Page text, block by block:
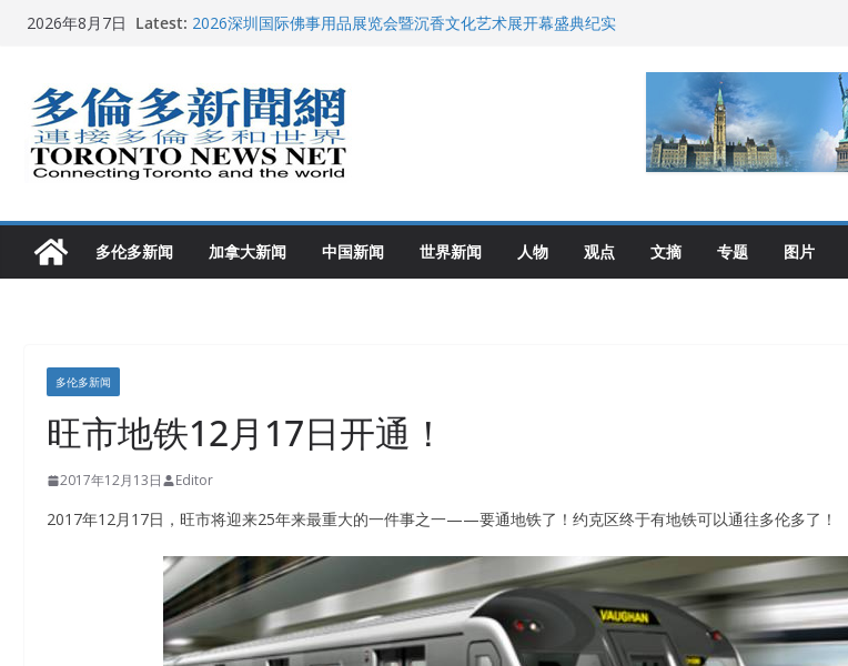
Skip2026年8月7日 Latest: 2026深圳国际佛事用品展览会暨沉香文化艺术展开幕盛典纪实
2026加拿大青少年儿童绘画比赛颁奖典礼多伦多举行
龚晓华参加多伦多骄傲大游行 与市民分享竞选理念
多伦多市长选举拉开帷幕 多名华人候选人宣布角逐
多伦多新闻 加拿大新闻 中国新闻 世界新闻 人物 观点 文摘 专题 图片
多伦多新闻
旺市地铁12月17日开通！
2017年12月13日 Editor
2017年12月17日，旺市将迎来25年来最重大的一件事之一——要通地铁了！约克区终于有地铁可以通往多伦多了！